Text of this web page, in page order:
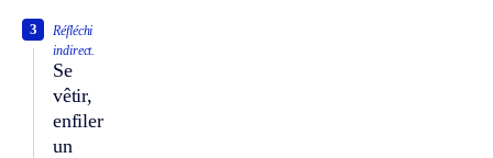
Réfléchi
indirect.
Se
vêtir,
enfiler
un
3